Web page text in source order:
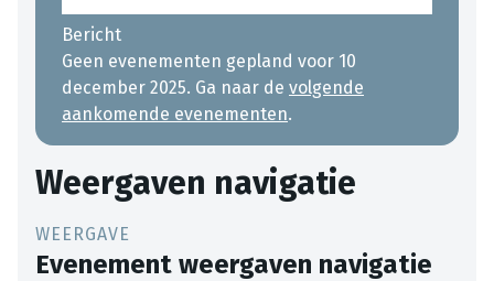
Bericht
Geen evenementen gepland voor 10
december 2025. Ga naar de volgende
aankomende evenementen.
Weergaven navigatie
Evenement weergaven navigatie